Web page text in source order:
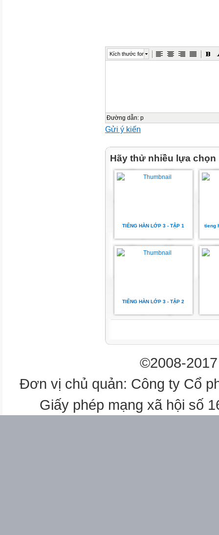
Kích thước font
Đường dẫn: p
Gửi ý kiến
Hãy thử nhiều lựa chọn
TIẾNG HÀN LỚP 3 - TẬP 1 tieng
TIẾNG HÀN LỚP 3 - TẬP 2
©2008-
Đơn vị chủ quản: Công ty Cổ
Giấy phép mạng xã hội số